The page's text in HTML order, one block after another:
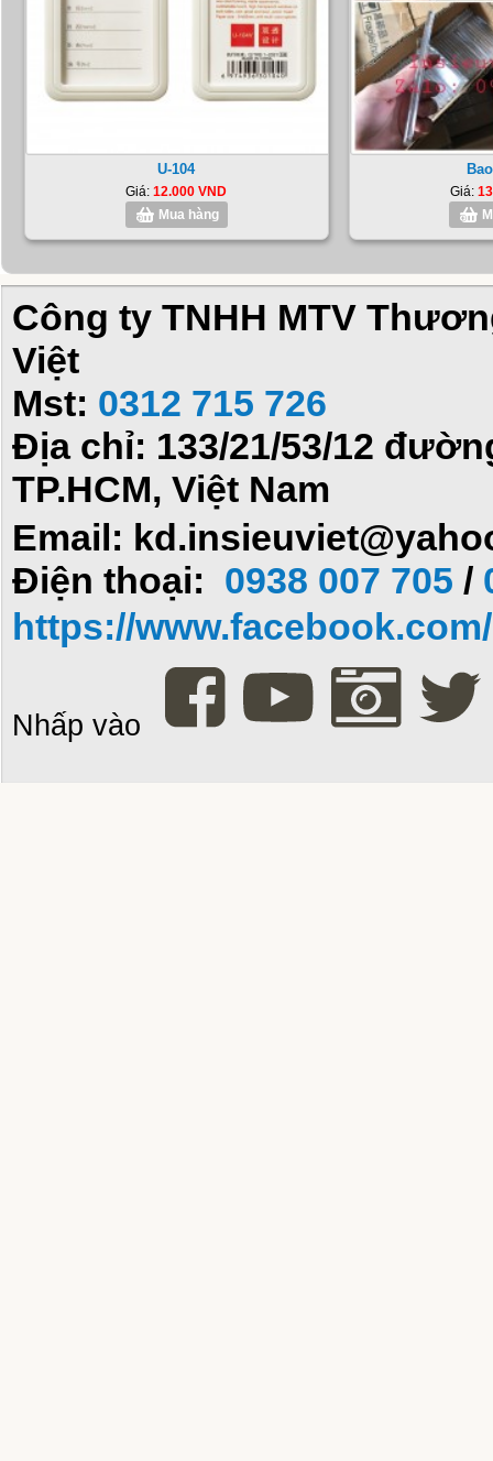
U-104
Giá:12.000 VND
Mua hàng
Giá:
Công ty TNHH MTV
Việt
Mst: 0312 715 726
Địa chỉ: 133/21/53/12
TP.HCM, Việt Nam
Email:
Điện thoại: 0938 007 705 /
https://
Nhấp vào